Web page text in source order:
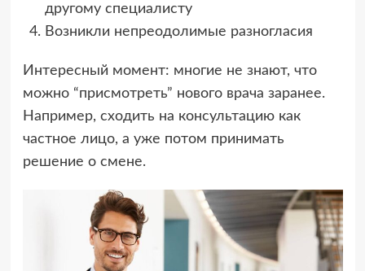
другому специалисту
Возникли непреодолимые разногласия
Интересный момент: многие не знают, что
можно “присмотреть” нового врача заранее.
Например, сходить на консультацию как
частное лицо, а уже потом принимать
решение о смене.